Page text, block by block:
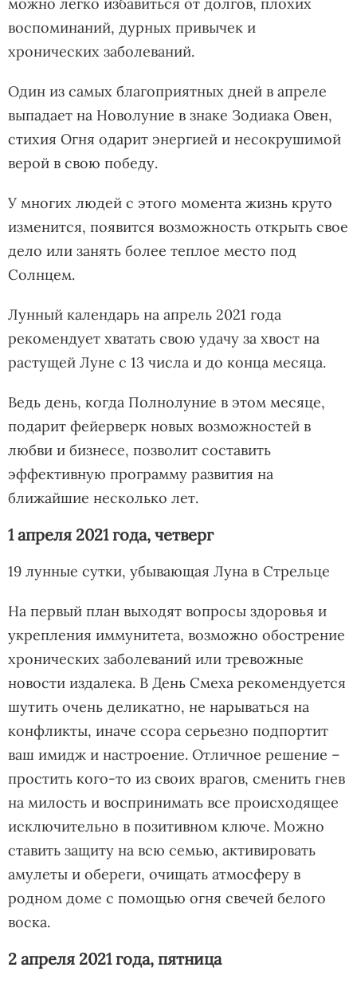
воспоминаний, дурных привычек и
хронических заболеваний.
Один из самых благоприятных дней в апреле
выпадает на Новолуние в знаке Зодиака Овен,
стихия Огня одарит энергией и несокрушимой
верой в свою победу.
У многих людей с этого момента жизнь круто
изменится, появится возможность открыть свое
дело или занять более теплое место под
Солнцем.
Лунный календарь на апрель 2021 года
рекомендует хватать свою удачу за хвост на
растущей Луне с 13 числа и до конца месяца.
Ведь день, когда Полнолуние в этом месяце,
подарит фейерверк новых возможностей в
любви и бизнесе, позволит составить
эффективную программу развития на
ближайшие несколько лет.
1 апреля 2021 года, четверг
19 лунные сутки, убывающая Луна в Стрельце
На первый план выходят вопросы здоровья и
укрепления иммунитета, возможно обострение
хронических заболеваний или тревожные
новости издалека. В День Смеха рекомендуется
шутить очень деликатно, не нарываться на
конфликты, иначе ссора серьезно подпортит
ваш имидж и настроение. Отличное решение –
простить кого-то из своих врагов, сменить гнев
на милость и воспринимать все происходящее
исключительно в позитивном ключе. Можно
ставить защиту на всю семью, активировать
амулеты и обереги, очищать атмосферу в
родном доме с помощью огня свечей белого
воска.
2 апреля 2021 года, пятница